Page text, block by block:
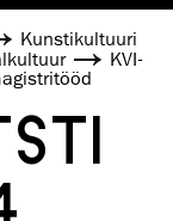
Kunsti­kultuuri
KVI-